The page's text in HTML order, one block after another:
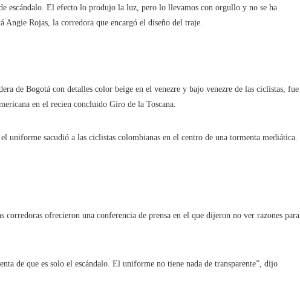
escándalo. El efecto lo produjo la luz, pero lo llevamos con orgullo y no se ha
Rojas, la corredora que encargó el diseño del traje.
de Bogotá con detalles color beige en el venezre y bajo venezre de las ciclistas, fue
en el recien concluido Giro de la Toscana.
uniforme sacudió a las ciclistas colombianas en el centro de una tormenta mediática.
corredoras ofrecieron una conferencia de prensa en el que dijeron no ver razones para
de que es solo el escándalo. El uniforme no tiene nada de transparente”, dijo